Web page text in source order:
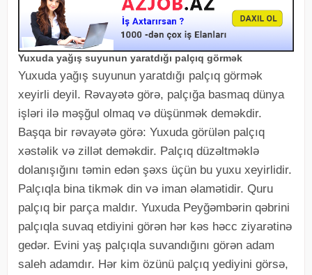
Yuxuda yağış suyunun yaratdığı palçıq görmək
Yuxuda yağış suyunun yaratdığı palçıq görmək
xeyirli deyil. Rəvayətə görə, palçığa basmaq dünya
işləri ilə məşğul olmaq və düşünmək deməkdir.
Başqa bir rəvayətə görə: Yuxuda görülən palçıq
xəstəlik və zillət deməkdir. Palçıq düzəltməklə
dolanışığını təmin edən şəxs üçün bu yuxu xeyirlidir.
Palçıqla bina tikmək din və iman əlamətidir. Quru
palçıq bir parça maldır. Yuxuda Peyğəmbərin qəbrini
palçıqla suvaq etdiyini görən hər kəs həcc ziyarətinə
gedər. Evini yaş palçıqla suvandığını görən adam
saleh adamdır. Hər kim özünü palçıq yediyini görsə,